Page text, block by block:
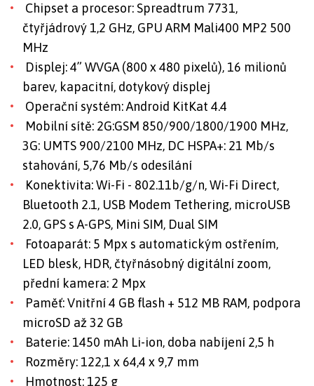
Chipset a procesor: Spreadtrum 7731,
čtyřjádrový 1,2 GHz, GPU ARM Mali400 MP2 500
MHz
Displej: 4” WVGA (800 x 480 pixelů), 16 milionů
barev, kapacitní, dotykový displej
Operační systém: Android KitKat 4.4
Mobilní sítě: 2G:GSM 850/900/1800/1900 MHz,
3G: UMTS 900/2100 MHz, DC HSPA+: 21 Mb/s
stahování, 5,76 Mb/s odesílání
Konektivita: Wi-Fi - 802.11b/g/n, Wi-Fi Direct,
Bluetooth 2.1, USB Modem Tethering, microUSB
2.0, GPS s A-GPS, Mini SIM, Dual SIM
Fotoaparát: 5 Mpx s automatickým ostřením,
LED blesk, HDR, čtyřnásobný digitální zoom,
přední kamera: 2 Mpx
Paměť: Vnitřní 4 GB flash + 512 MB RAM, podpora
microSD až 32 GB
Baterie: 1450 mAh Li-ion, doba nabíjení 2,5 h
Rozměry: 122,1 x 64,4 x 9,7 mm
Hmotnost: 125 g